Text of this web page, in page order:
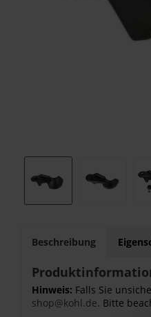
Beschreibung
Hinweis: Falls Sie
shop@kohl.de. Bitte